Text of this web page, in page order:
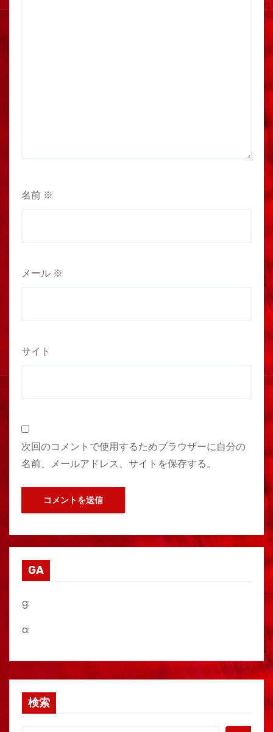
名前 ※
メール ※
サイト
次回のコメントで使用するためブラウザーに自分の
名前、メールアドレス、サイトを保存する。
GA
g:
a:
検索